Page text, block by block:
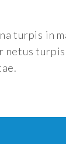
turpis in
netus